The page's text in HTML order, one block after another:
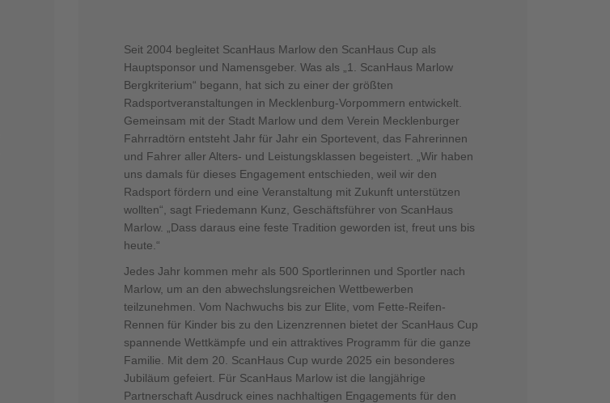
Seit 2004 begleitet ScanHaus Marlow den ScanHaus Cup als
Hauptsponsor und Namensgeber. Was als „1. ScanHaus Marlow
Bergkriterium“ begann, hat sich zu einer der größten
Radsportveranstaltungen in Mecklenburg-Vorpommern entwickelt.
Gemeinsam mit der Stadt Marlow und dem Verein Mecklenburger
Fahrradtörn entsteht Jahr für Jahr ein Sportevent, das Fahrerinnen
und Fahrer aller Alters- und Leistungsklassen begeistert. „Wir haben
uns damals für dieses Engagement entschieden, weil wir den
Radsport fördern und eine Veranstaltung mit Zukunft unterstützen
wollten“, sagt Friedemann Kunz, Geschäftsführer von ScanHaus
Marlow. „Dass daraus eine feste Tradition geworden ist, freut uns bis
heute.“
Jedes Jahr kommen mehr als 500 Sportlerinnen und Sportler nach
Marlow, um an den abwechslungsreichen Wettbewerben
teilzunehmen. Vom Nachwuchs bis zur Elite, vom Fette-Reifen-
Rennen für Kinder bis zu den Lizenzrennen bietet der ScanHaus Cup
spannende Wettkämpfe und ein attraktives Programm für die ganze
Familie. Mit dem 20. ScanHaus Cup wurde 2025 ein besonderes
Jubiläum gefeiert. Für ScanHaus Marlow ist die langjährige
Partnerschaft Ausdruck eines nachhaltigen Engagements für den